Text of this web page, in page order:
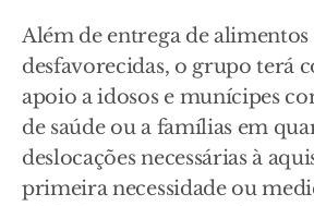
Além de entrega de
desfavorecidas, o grupo terá
apoio a idosos e munícipes
de saúde ou a famílias em
deslocações necessárias à
primeira necessidade ou